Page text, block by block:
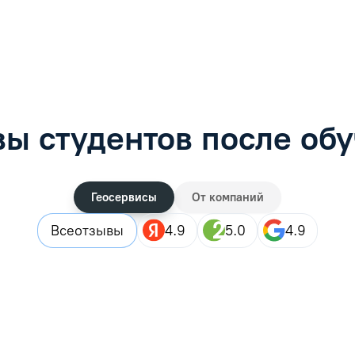
студентов после
Геосервисы От компаний
Всеотзывы 4.9 5.0 4.9